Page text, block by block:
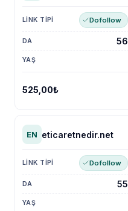
Dofollow
56
525,00₺
EN eticaretnedir.net
Dofollow
55